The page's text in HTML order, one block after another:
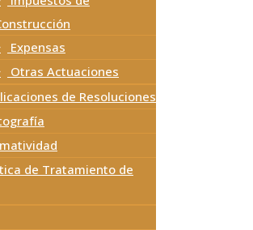
Expensas
Otras Actuaciones
de Resoluciones
de Tratamiento de